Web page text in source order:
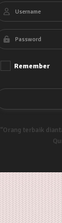
Remember
“Orang terbaik